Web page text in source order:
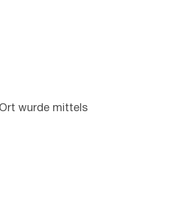
wurde mittels